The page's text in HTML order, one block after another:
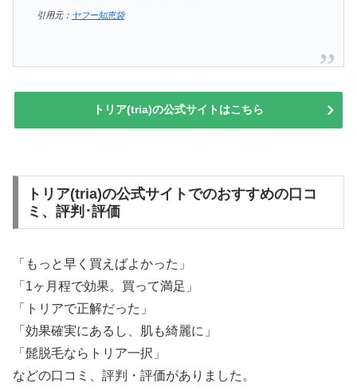
引用元： ヤフー知恵袋
トリア(tria)の公式サイトはこちら
トリア(tria)の公式サイトでのおすすめの口コ
ミ、評判･評価
「もっと早く買えばよかった」
「1ヶ月程で効果。買って満足」
「トリアで正解だった」
「効果確実にあるし、肌も綺麗に」
「髭脱毛ならトリア一択」
などの口コミ、評判・評価がありました。